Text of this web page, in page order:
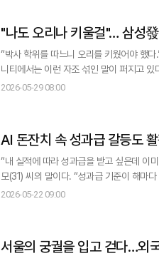
"나도 오리나 키울걸"… 삼성
“박사 학위를 따느니 오리를 키웠어야 했다.” 국
니티에서는 이런 자조 섞인 말이 퍼지고
억원대 성과급을 받는 반면, 적자를 내는
2026-05-29 08:00
AI 돈잔치 속 성과급 갈등도 활
“내 실적에 따라 성과급을 받고 싶은데 이미 결과가 정해진 게
모(31) 씨의 말이다. “성과급 기준이 해마
지 않는다는 점”이라고 말했다. AI 반도체 호황에 힘입어 국내 반도체 산업을 이끄는 삼성전자와 SK하이닉스가 사상 최대
2026-05-22 09:00
서울의 궁궐을 입고 걷다…외